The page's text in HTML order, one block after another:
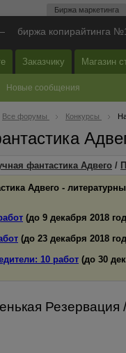
Биржа маркетинга
биржа копирайтинга
Заказчику Магазин
Новые сообщения
Все форумы Конкурсы
фантастика Адвего /
Адвего -
(до 9 декабря 2018
(до 23 декабря 2018
10 работ (до 30
Резервация